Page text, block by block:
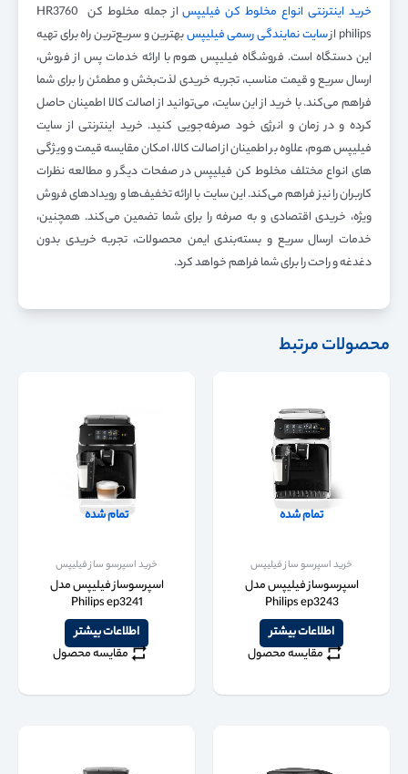
خرید اینترنتی انواع مخلوط کن فیلیپس
از جمله مخلوط کن HR3760
philips از
سایت نمایندگی رسمی فیلیپسبهترین و سریع‌ترین راه برای تهیه
این دستگاه است. فروشگاه فیلیپس هوم با ارائه خدمات پس از فروش،
ارسال سریع و قیمت مناسب، تجربه خریدی لذت‌بخش و مطمئن را برای شما
فراهم می‌کند. با خرید از این سایت، می‌توانید از اصالت کالا اطمینان حاصل
کرده و در زمان و انرژی خود صرفه‌جویی کنید. خرید اینترنتی از سایت
فیلیپس هوم، علاوه بر اطمینان از اصالت کالا، امکان مقایسه قیمت‌ و ویژگی
های انواع مختلف مخلوط کن فیلیپس در صفحات دیگر و مطالعه نظرات
کاربران را نیز فراهم می‌کند. این سایت با ارائه تخفیف‌ها و رویدادهای فروش
ویژه، خریدی اقتصادی و به صرفه را برای شما تضمین می‌کند. همچنین،
خدمات ارسال سریع و بسته‌بندی ایمن محصولات، تجربه خریدی بدون
دغدغه و راحت را برای شما فراهم خواهد کرد.
محصولات مرتبط
تمام شده
خرید اسپرسو ساز فیلیپس
اسپرسوساز فیلیپس مدل
Philips ep3243
اطلاعات بیشتر
مقایسه محصول
تمام شده
خرید اسپرسو ساز فیلیپس
اسپرسوساز فیلیپس مدل
Philips ep3241
اطلاعات بیشتر
مقایسه محصول